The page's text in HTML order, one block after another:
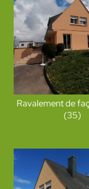
Ravalement de
(35)